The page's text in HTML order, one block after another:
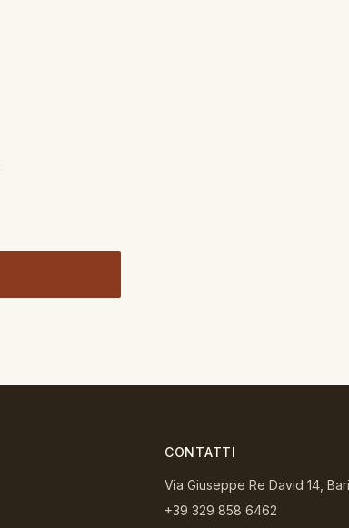
CONTATTI
Via Giuseppe Re David 14, Bari
+39 329 858 6462